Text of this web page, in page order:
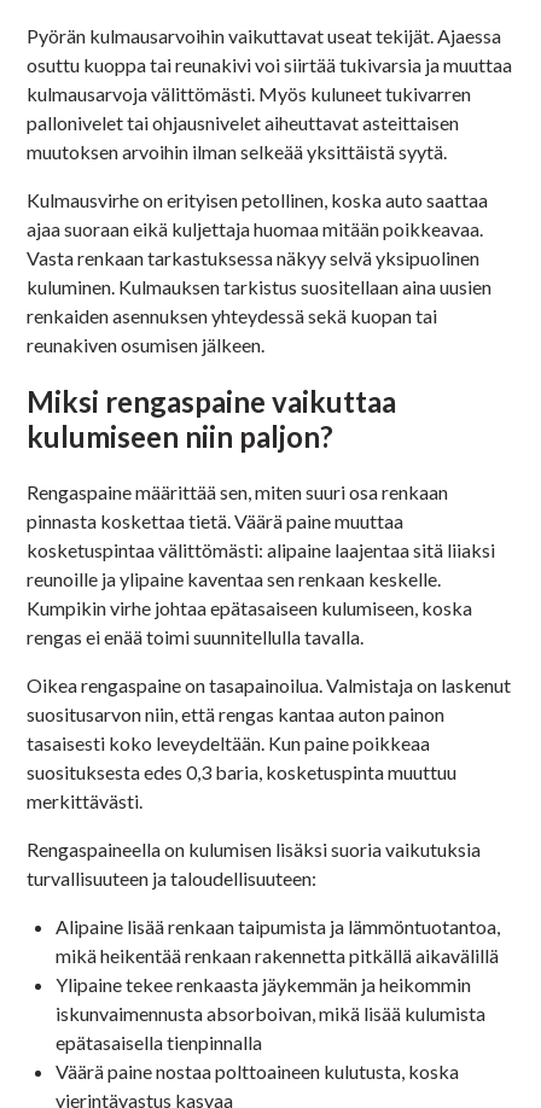
Pyörän kulmausarvoihin vaikuttavat useat tekijät. Ajaessa
osuttu kuoppa tai reunakivi voi siirtää tukivarsia ja muuttaa
kulmausarvoja välittömästi. Myös kuluneet tukivarren
pallonivelet tai ohjausnivelet aiheuttavat asteittaisen
muutoksen arvoihin ilman selkeää yksittäistä syytä.
Kulmausvirhe on erityisen petollinen, koska auto saattaa
ajaa suoraan eikä kuljettaja huomaa mitään poikkeavaa.
Vasta renkaan tarkastuksessa näkyy selvä yksipuolinen
kuluminen. Kulmauksen tarkistus suositellaan aina uusien
renkaiden asennuksen yhteydessä sekä kuopan tai
reunakiven osumisen jälkeen.
Miksi rengaspaine vaikuttaa
kulumiseen niin paljon?
Rengaspaine määrittää sen, miten suuri osa renkaan
pinnasta koskettaa tietä. Väärä paine muuttaa
kosketuspintaa välittömästi: alipaine laajentaa sitä liiaksi
reunoille ja ylipaine kaventaa sen renkaan keskelle.
Kumpikin virhe johtaa epätasaiseen kulumiseen, koska
rengas ei enää toimi suunnitellulla tavalla.
Oikea rengaspaine on tasapainoilua. Valmistaja on laskenut
suositusarvon niin, että rengas kantaa auton painon
tasaisesti koko leveydeltään. Kun paine poikkeaa
suosituksesta edes 0,3 baria, kosketuspinta muuttuu
merkittävästi.
Rengaspaineella on kulumisen lisäksi suoria vaikutuksia
turvallisuuteen ja taloudellisuuteen:
Alipaine lisää renkaan taipumista ja lämmöntuotantoa,
mikä heikentää renkaan rakennetta pitkällä aikavälillä
Ylipaine tekee renkaasta jäykemmän ja heikommin
iskunvaimennusta absorboivan, mikä lisää kulumista
epätasaisella tienpinnalla
Väärä paine nostaa polttoaineen kulutusta, koska
vierintävastus kasvaa